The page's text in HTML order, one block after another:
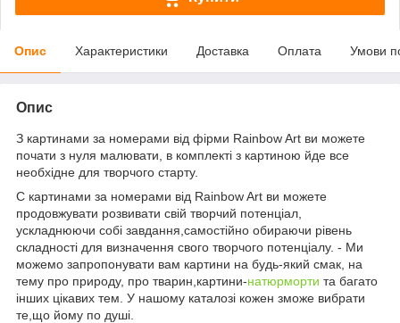
Опис Характеристики Доставка Оплата Умови
Опис
З картинами за номерами від фірми Rainbow Art ви можете
почати з нуля малювати, в комплекті з картиною йде все
необхідне для творчого старту.
C картинами за номерами від Rainbow Art ви можете
продовжувати розвивати свій творчий потенціал,
ускладнюючи собі завдання,самостійно обираючи рівень
складності для визначення свого творчого потенціалу. - Ми
можемо запропонувати вам картини на будь-який смак, на
тему про природу, про тварин,картини-натюрморти та багато
інших цікавих тем. У нашому каталозі кожен зможе вибрати
те,що йому по душі.